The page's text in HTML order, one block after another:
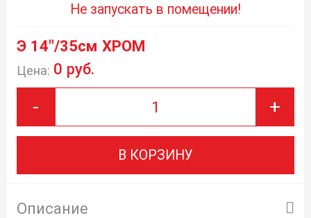
Не запускать в помещении!
Э 14"/35см ХРОМ
Цена: 0 руб.
- +
В КОРЗИНУ
Описание